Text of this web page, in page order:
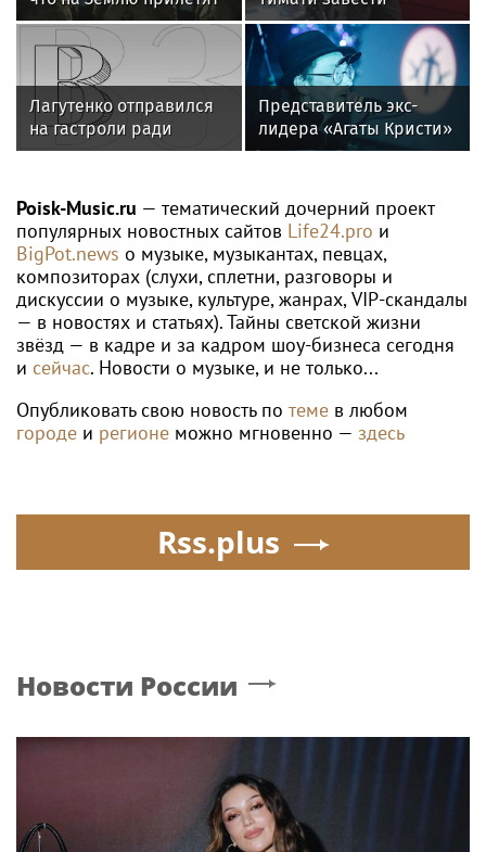
инопланетяне
эксклюзивный Ferrari
F40 за 157 миллионов
рублей
Лагутенко отправился
на гастроли ради
ремонта сгоревшего
Представитель экс-
лидера «Агаты Кристи»
Глеба Самойлова
Poisk-Music.ru — тематический дочерний проект
популярных новостных сайтов Life24.pro и
BigPot.news о музыке, музыкантах, певцах,
композиторах (слухи, сплетни, разговоры и
дискуссии о музыке, культуре, жанрах, VIP-скандалы
— в новостях и статьях). Тайны светской жизни
звёзд — в кадре и за кадром шоу-бизнеса сегодня
и сейчас. Новости о музыке, и не только...
Опубликовать свою новость по теме в любом
городе и регионе можно мгновенно — здесь
Rss.plus
Новости России